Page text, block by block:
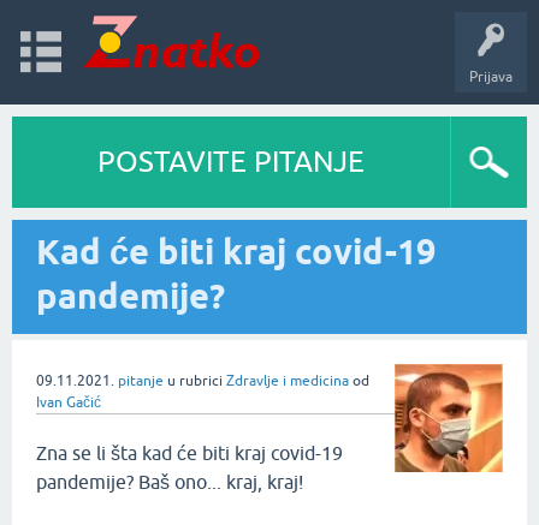
Prijava
POSTAVITE PITANJE
Kad će biti kraj covid-19
pandemije?
09.11.2021. pitanje u rubrici Zdravlje i medicina od
Ivan Gačić
Zna se li šta kad će biti kraj covid-19
pandemije? Baš ono... kraj, kraj!